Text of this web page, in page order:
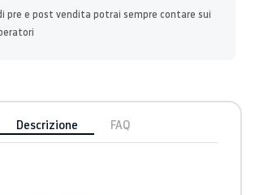
pre e post vendita potrai sempre contare sui
Descrizione FAQ